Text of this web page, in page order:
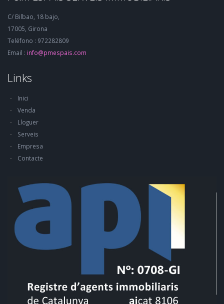
C/ Bilbao, 18 bajo,
17005, Girona
Teléfono : 972282809
Email : info@pmespais.com
Links
Inici
Venda
Lloguer
Serveis
Empresa
Contacte